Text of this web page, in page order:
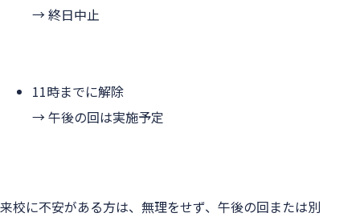
→ 終日中止
11時までに解除
→ 午後の回は実施予定
来校に不安がある方は、無理をせず、午後の回または別